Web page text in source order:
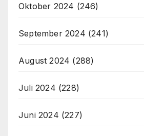
Oktober 2024 (246)
September 2024 (241)
August 2024 (288)
Juli 2024 (228)
Juni 2024 (227)